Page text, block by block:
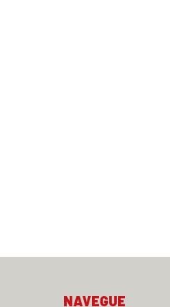
NAVEGUE